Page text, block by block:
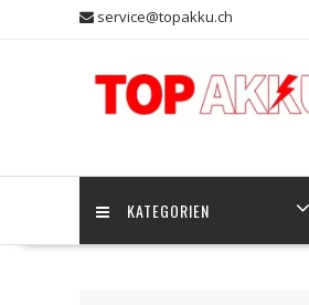
service@topakku.ch
KATEGORIEN